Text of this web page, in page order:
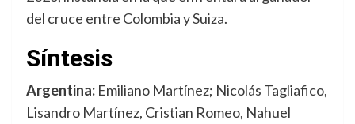
del cruce entre Colombia y Suiza.
Síntesis
Argentina: Emiliano Martínez; Nicolás Tagliafico,
Lisandro Martínez, Cristian Romeo, Nahuel